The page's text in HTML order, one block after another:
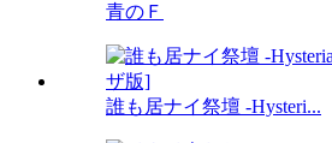
青のＦ
誰も居ナイ祭壇 -Hysteri...